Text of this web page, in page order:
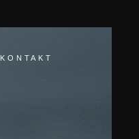
KONTAKT